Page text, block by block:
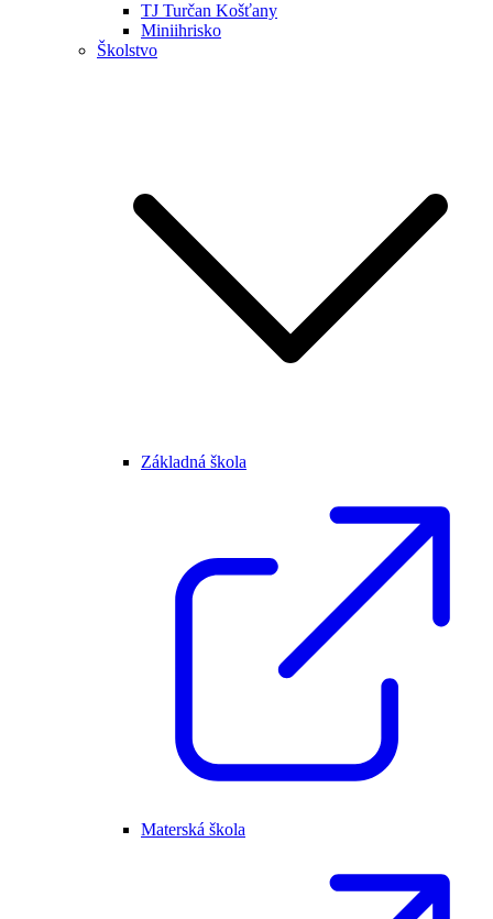
TJ Turčan Košťany
Miniihrisko
Školstvo
Základná škola
Materská škola